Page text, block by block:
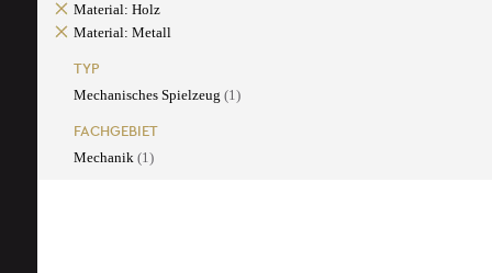
Material: Holz
Material: Metall
TYP
Mechanisches Spielzeug (1)
FACHGEBIET
Mechanik (1)